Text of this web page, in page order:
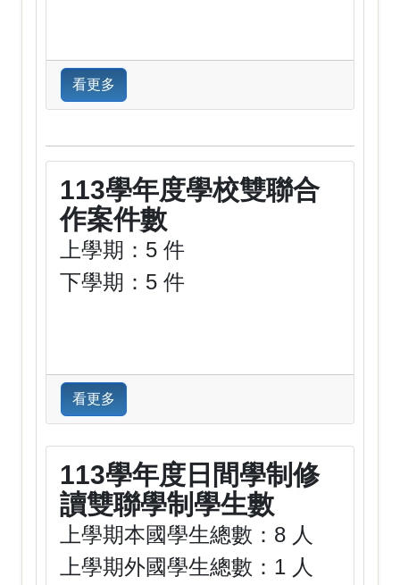
看更多
113學年度學校雙聯合
作案件數
上學期：5 件
下學期：5 件
看更多
113學年度日間學制修
讀雙聯學制學生數
上學期本國學生總數：8 人
上學期外國學生總數：1 人